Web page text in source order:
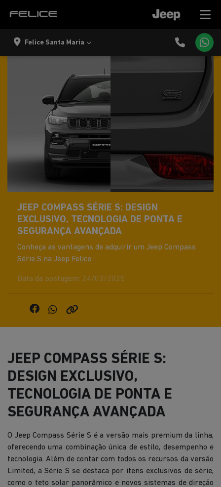
Felice Santa Maria
JEEP COMPASS SÉRIE S: DESIGN
EXCLUSIVO, TECNOLOGIA DE PONTA E
SEGURANÇA AVANÇADA
Conheça as vantagens de adquirir um Jeep Compass
Série S na Jeep Felice.
Data da postagem: 24/03/2025
JEEP COMPASS SÉRIE S:
DESIGN EXCLUSIVO,
TECNOLOGIA DE PONTA E
SEGURANÇA AVANÇADA
O Jeep Compass Série S é a versão mais premium da linha,
oferecendo uma combinação única de estilo, desempenho e
tecnologia. Além de contar com todos os recursos da versão
Limited, a Série S se destaca por itens exclusivos de série,
como o teto solar panorâmico e novos sistemas de direção